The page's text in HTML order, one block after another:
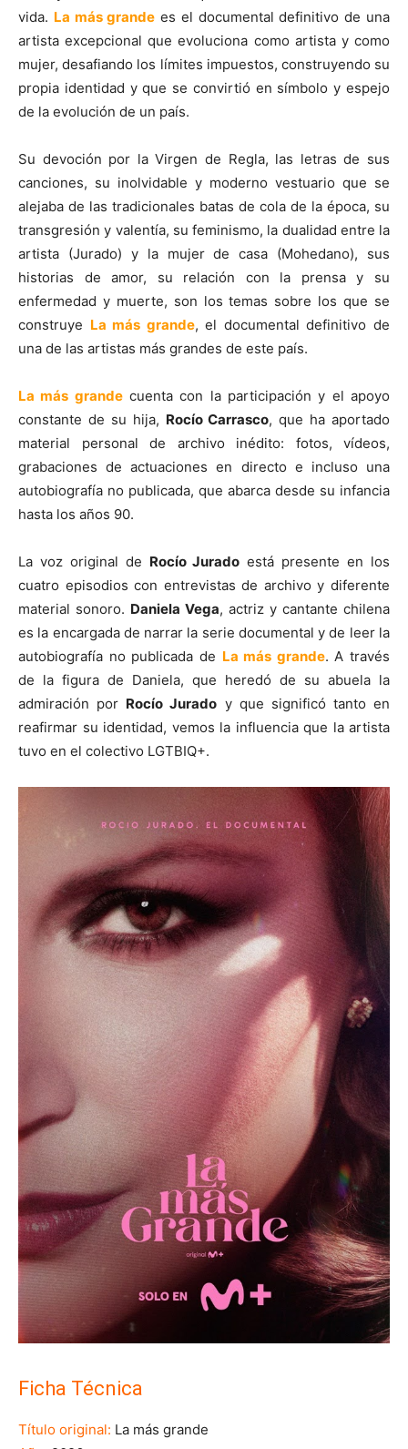
vida. La más grande es el documental definitivo de una
artista excepcional que evoluciona como artista y como
mujer, desafiando los límites impuestos, construyendo su
propia identidad y que se convirtió en símbolo y espejo
de la evolución de un país.
Su devoción por la Virgen de Regla, las letras de sus
canciones, su inolvidable y moderno vestuario que se
alejaba de las tradicionales batas de cola de la época, su
transgresión y valentía, su feminismo, la dualidad entre la
artista (Jurado) y la mujer de casa (Mohedano), sus
historias de amor, su relación con la prensa y su
enfermedad y muerte, son los temas sobre los que se
construye La más grande, el documental definitivo de
una de las artistas más grandes de este país.
La más grandecuenta con la participación y el apoyo
constante de su hija, Rocío Carrasco, que ha aportado
material personal de archivo inédito: fotos, vídeos,
grabaciones de actuaciones en directo e incluso una
autobiografía no publicada, que abarca desde su infancia
hasta los años 90.
La voz original de Rocío Jurado está presente en los
cuatro episodios con entrevistas de archivo y diferente
material sonoro. Daniela Vega, actriz y cantante chilena
es la encargada de narrar la serie documental y de leer la
autobiografía no publicada de La más grande. A través
de la figura de Daniela, que heredó de su abuela la
admiración por Rocío Jurado y que significó tanto en
reafirmar su identidad, vemos la influencia que la artista
tuvo en el colectivo LGTBIQ+.
Ficha Técnica
Título original: La más grande